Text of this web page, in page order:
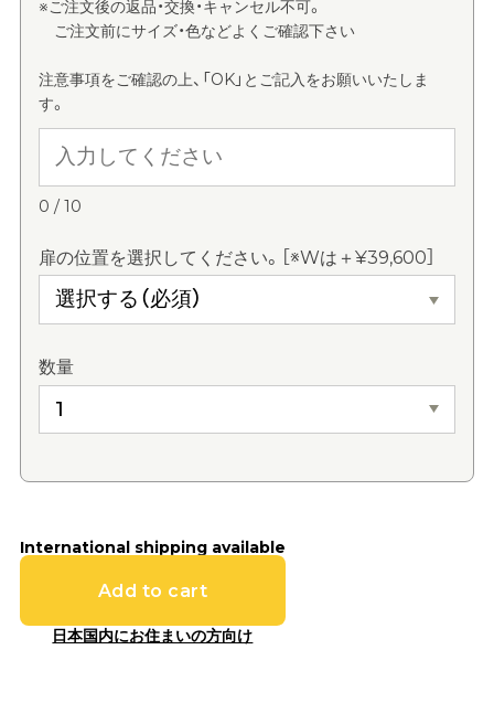
※ご注文後の返品・交換・キャンセル不可。
ご注文前にサイズ・色などよくご確認下さい
注意事項をご確認の上、「OK」とご記入をお願いいたしま
す。
0 /10
扉の位置を選択してください。［※Wは＋¥39,600］
数量
International shipping available
Add to cart
日本国内にお住まいの方向け